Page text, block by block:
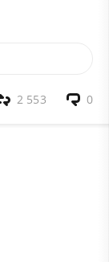
0
2 553